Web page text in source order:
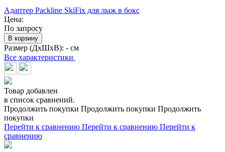
Адаптер Packline SkiFix для лыж в бокс
Цена:
По запросу
В корзину
Размер (ДхШхВ): - см
Все характеристики
Товар добавлен
в список сравнений.
Продолжить покупки Продолжить покупки Продолжить
покупки
Перейти к сравнению Перейти к сравнению Перейти к
сравнению